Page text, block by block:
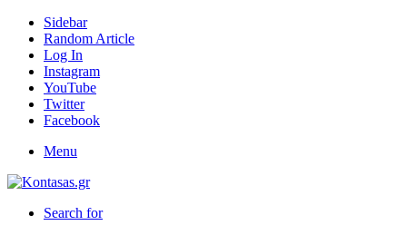
Sidebar
Random Article
Log In
Instagram
YouTube
Twitter
Facebook
Menu
Search for